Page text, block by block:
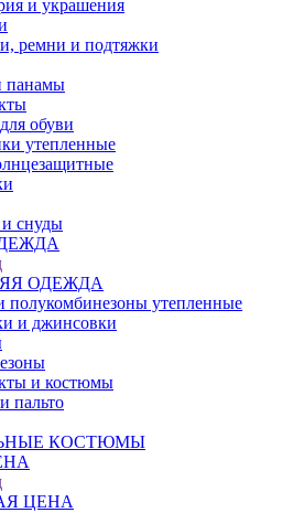
и украшения
ремни и подтяжки
панамы
обуви
утепленные
снуды
ОДЕЖДА
полукомбинезоны утепленные
и джинсовки
и костюмы
пальто
КОСТЮМЫ
ЦЕНА